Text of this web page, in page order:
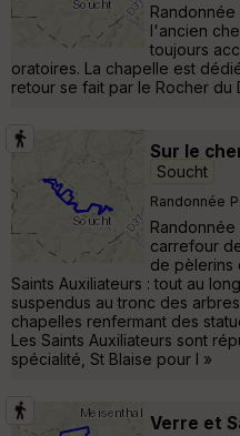
l'ancien
toujours
oratoires. La chapelle est
retour se fait par le Rocher du
Sur le
Soucht
Randonnée
carrefour
de pèlerins
Saints Auxiliateurs : tout au
suspendus au tronc des
chapelles renfermant des
Les Saints Auxiliateurs sont
spécialité, St Blaise pour l »
Verre et